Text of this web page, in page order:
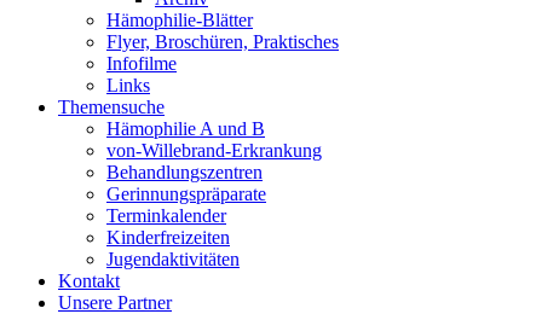
Hämophilie-Blätter
Flyer, Broschüren, Praktisches
Infofilme
Links
Themensuche
Hämophilie A und B
von-Willebrand-Erkrankung
Behandlungszentren
Gerinnungspräparate
Terminkalender
Kinderfreizeiten
Jugendaktivitäten
Kontakt
Unsere Partner